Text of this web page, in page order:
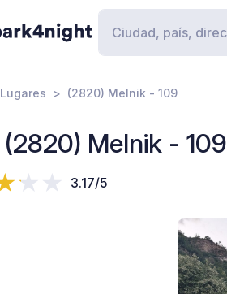
Lugares (2820) Melnik - 109
(2820) Melnik - 109
3.17/5